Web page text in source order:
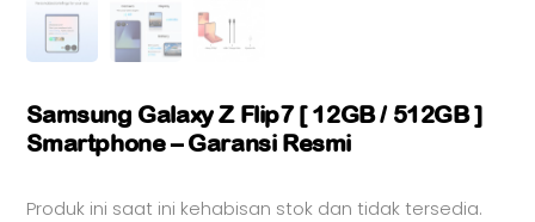
Samsung Galaxy Z Flip7 [ 12GB / 512GB ]
Smartphone – Garansi Resmi
Produk ini saat ini kehabisan stok dan tidak tersedia.